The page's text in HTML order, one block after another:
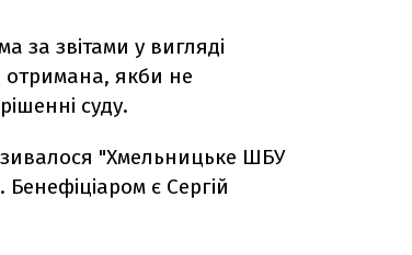
за звітами у вигляді
отримана, якби не
суду.
"Хмельницьке ШБУ
є Сергій